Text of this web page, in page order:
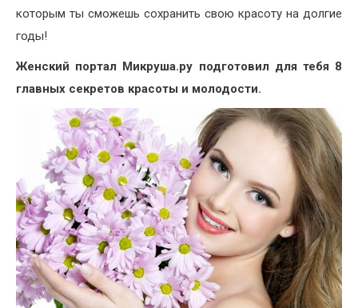
которым ты сможешь сохранить свою красоту на долгие
годы!
Женский портал Микруша.ру подготовил для тебя 8
главных секретов красоты и молодости.